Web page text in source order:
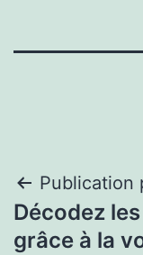
de
Publication
Décodez
grâce à la